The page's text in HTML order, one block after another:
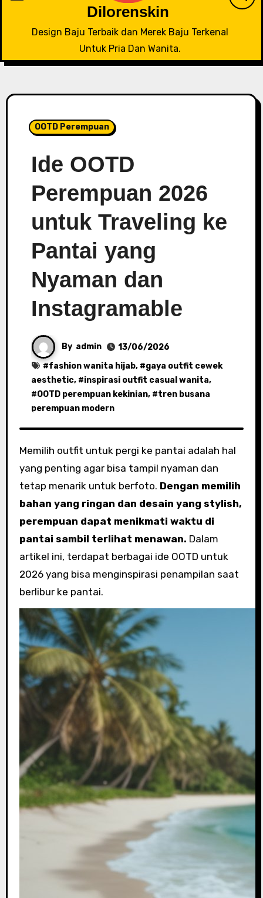
Dilorenskin
Design Baju Terbaik dan Merek Baju Terkenal
Untuk Pria Dan Wanita.
OOTD Perempuan
Ide OOTD
Perempuan 2026
untuk Traveling ke
Pantai yang
Nyaman dan
Instagramable
By admin
13/06/2026
#fashion wanita hijab, #gaya outfit cewek
aesthetic, #inspirasi outfit casual wanita,
#OOTD perempuan kekinian, #tren busana
perempuan modern
Memilih outfit untuk pergi ke pantai adalah hal
yang penting agar bisa tampil nyaman dan
tetap menarik untuk berfoto. Dengan memilih
bahan yang ringan dan desain yang stylish,
perempuan dapat menikmati waktu di
pantai sambil terlihat menawan. Dalam
artikel ini, terdapat berbagai ide OOTD untuk
2026 yang bisa menginspirasi penampilan saat
berlibur ke pantai.